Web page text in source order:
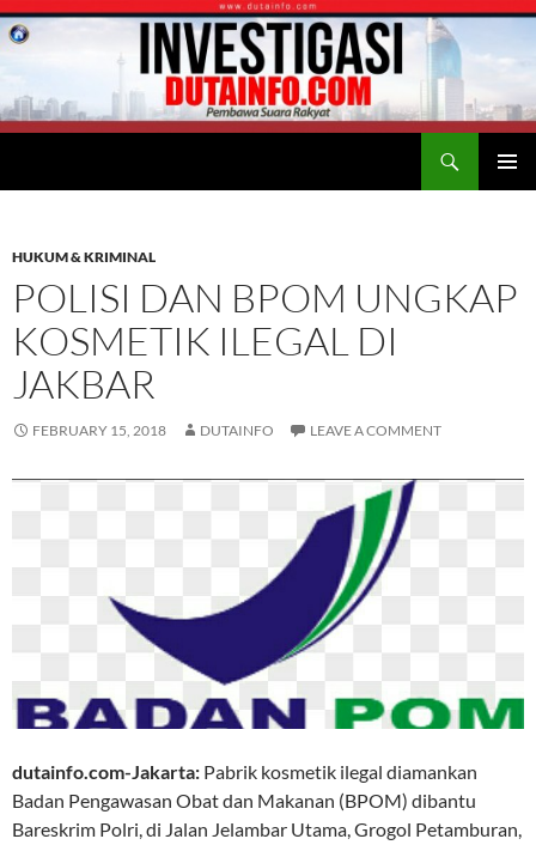
HUKUM & KRIMINAL
POLISI DAN BPOM UNGKAP
KOSMETIK ILEGAL DI
JAKBAR
FEBRUARY 15, 2018 DUTAINFO LEAVE A COMMENT
dutainfo.com-Jakarta: Pabrik kosmetik ilegal diamankan
Badan Pengawasan Obat dan Makanan (BPOM) dibantu
Bareskrim Polri, di Jalan Jelambar Utama, Grogol Petamburan,